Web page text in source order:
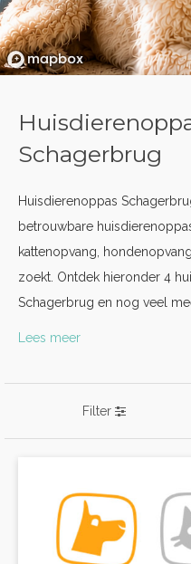
Schagerbrug
Huisdierenoppas
betrouwbare
kattenopvang,
zoekt. Ontdek hieronder 4
Schagerbrug en nog veel
Lees meer
Filter